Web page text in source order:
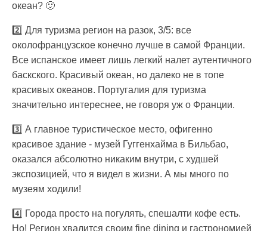
океан? 🙂
2️⃣ Для туризма регион на разок, 3/5: все
околофранцузское конечно лучше в самой Франции.
Все испанское имеет лишь легкий налет аутентичного
баскского. Красивый океан, но далеко не в топе
красивых океанов. Португалия для туризма
значительно интереснее, не говоря уж о Франции.
3️⃣ А главное туристическое место, офигенно
красивое здание - музей Гуггенхайма в Бильбао,
оказался абсолютно никаким внутри, с худшей
экспозицией, что я видел в жизни. А мы много по
музеям ходили!
4️⃣ Города просто на погулять, спешалти кофе есть.
Но! Регион хвалится своим fine dining и гастрономией